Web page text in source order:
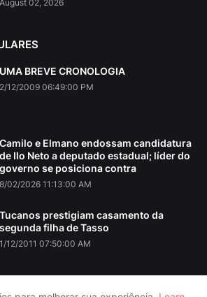
August 02, 2026
UMA BREVE CRONOLOGIA
2/12/2009 06:49:00 PM
Camilo e Elmano endossam candidatura
de Ilo Neto a deputado estadual; líder do
governo se posiciona contra
8/02/2026 11:13:00 AM
Tucanos prestigiam casamento da
segunda filha de Tasso
1/12/2011 07:50:00 AM